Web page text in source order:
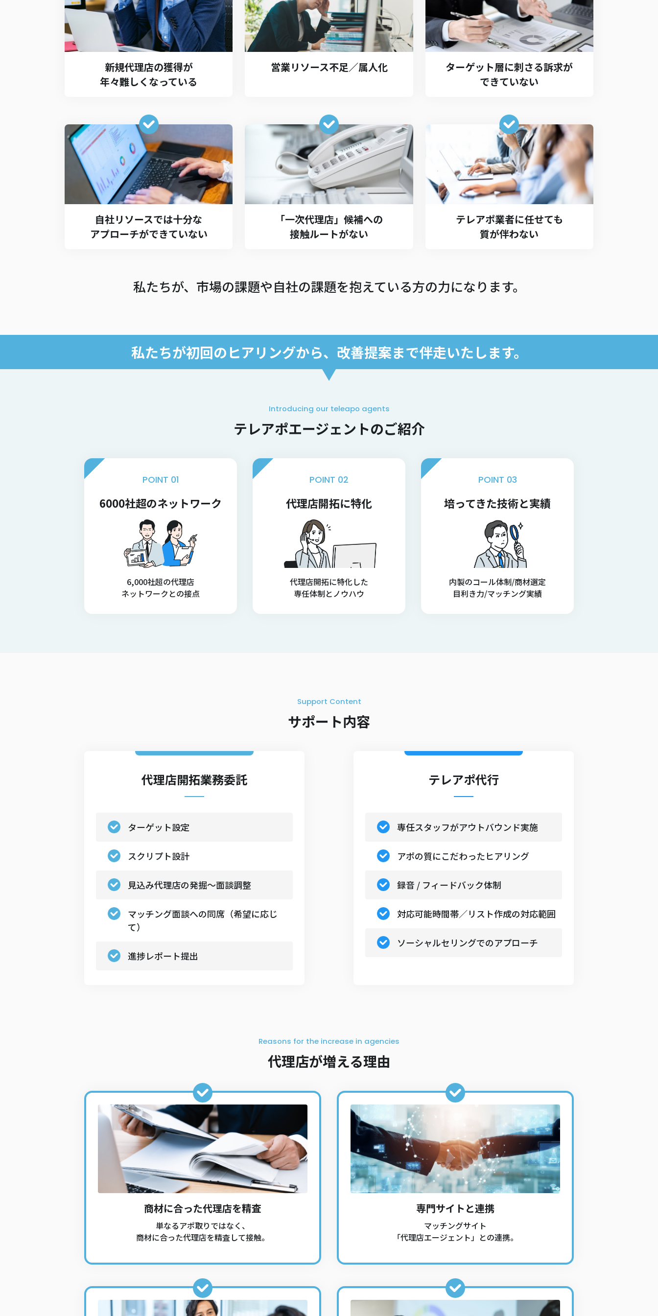
新規代理店の獲得が
年々難しくなっている
営業リソース不足／属人化
ターゲット層に刺さる訴求が
できていない
自社リソースでは十分な
アプローチができていない
「一次代理店」候補への
接触ルートがない
テレアポ業者に任せても
質が伴わない
私たちが、市場の課題や自社の課題を抱えている方の力になります。
私たちが初回のヒアリングから、 改善提案まで伴走いたします。
Introducing our teleapo agents
テレアポエージェントのご紹介
POINT 01
6000社超のネットワーク
6,000社超の代理店
ネットワークとの接点
POINT 02
代理店開拓に特化
代理店開拓に特化した
専任体制とノウハウ
POINT 03
培ってきた技術と実績
内製のコール体制/商材選定
目利き力/マッチング実績
Support Content
サポート内容
代理店開拓業務委託
ターゲット設定
スクリプト設計
見込み代理店の発掘〜面談調整
マッチング面談への同席（希望に応じ
て）
進捗レポート提出
テレアポ代行
専任スタッフがアウトバウンド実施
アポの質にこだわったヒアリング
録音 / フィードバック体制
対応可能時間帯／リスト作成の対応範囲
ソーシャルセリングでのアプローチ
Reasons for the increase in agencies
代理店が増える理由
商材に合った代理店を精査
単なるアポ取りではなく、
商材に合った代理店を精査して接触。
専門サイトと連携
マッチングサイト
「代理店エージェント」との連携。